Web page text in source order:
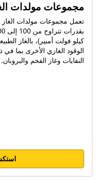
مجموعات مولدات
كيلو فولت أمبير)، بالغاز
الوقود الغازي الأخرى بما في
النفايات وغاز الفحم والبروبان.